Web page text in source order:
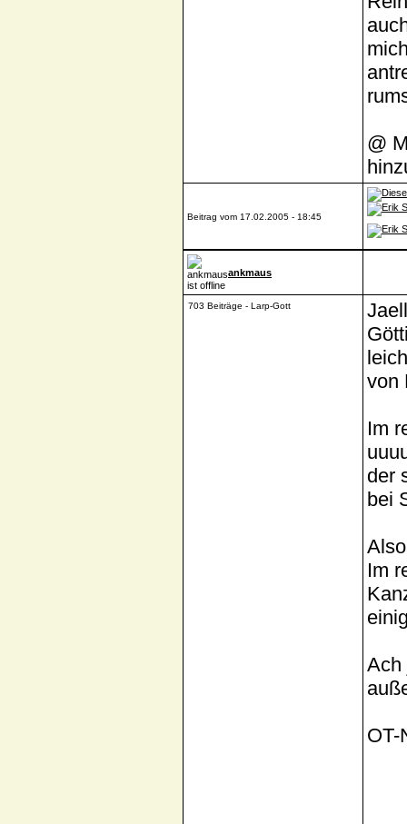
@
Beitrag vom 17.02.2005 - 18:45
ankmaus
703 Beiträge - Larp-Gott
von
Im
der
bei
Im
Ach
OT-